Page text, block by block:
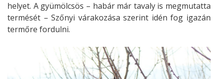
helyet. A gyümölcsös – habár már tavaly is megmutatta
termését – Szőnyi várakozása szerint idén fog igazán
termőre fordulni.